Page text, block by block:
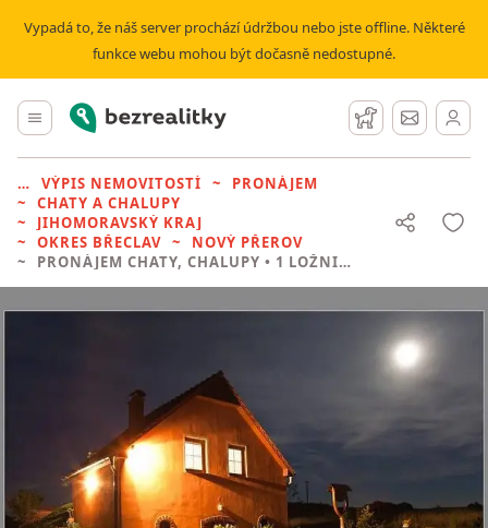
Vypadá to, že náš server prochází údržbou nebo jste offline. Některé
funkce webu mohou být dočasně nedostupné.
Hlavní menu
Bezrealitky Hlídací pes
Zprávy
VÝPIS NEMOVITOSTÍ
PRONÁJEM
CHATY A CHALUPY
JIHOMORAVSKÝ KRAJ
OKRES BŘECLAV
NOVÝ PŘEROV
PRONÁJEM CHATY, CHALUPY • 1 LOŽNICE BEZ REALITKY